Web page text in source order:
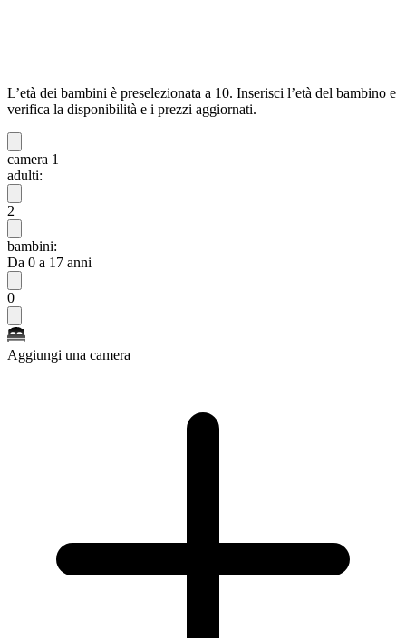
L’età dei bambini è preselezionata a 10. Inserisci l’età del bambino e
verifica la disponibilità e i prezzi aggiornati.
camera 1
adulti:
2
bambini:
Da 0 a 17 anni
0
Aggiungi una camera